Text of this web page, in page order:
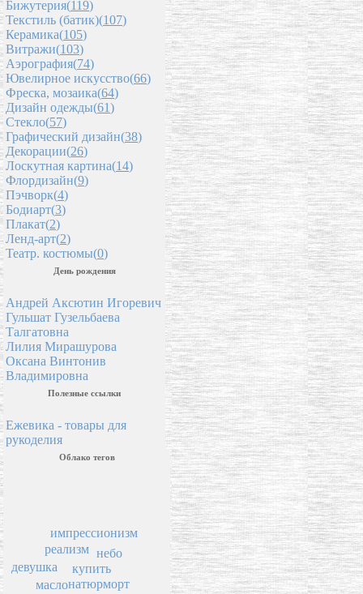
Бижутерия(119)
Текстиль (батик)(107)
Керамика(105)
Витражи(103)
Аэрография(74)
Ювелирное искусство(66)
Фреска, мозаика(64)
Дизайн одежды(61)
Стекло(57)
Графический дизайн(38)
Декорации(26)
Лоскутная картина(14)
Флордизайн(9)
Пэчворк(4)
Бодиарт(3)
Плакат(2)
Ленд-арт(2)
Театр. костюмы(0)
День рождения
Андрей Аксютин Игоревич
Гульшат Гузельбаева
Талгатовна
Лилия Мирашурова
Оксана Винтонив
Владимировна
Полезные ссылки
Ежевика - товары для
рукоделия
Облако тегов
натюрморт
купить
масло
реализм небо
импрессионизм
девушка